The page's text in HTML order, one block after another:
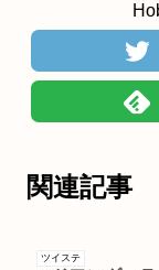
関連記事
ツイステ